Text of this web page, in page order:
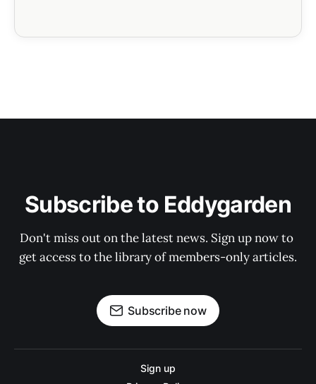
Subscribe to Eddygarden
Don't miss out on the latest news. Sign up now to
get access to the library of members-only articles.
Subscribe now
Sign up